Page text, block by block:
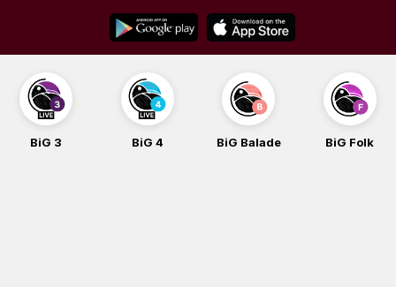
content
BiG 3 BiG 4 BiG Balade BiG Folk